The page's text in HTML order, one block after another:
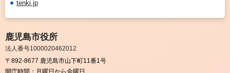
tenki.jp
鹿児島市役所
法人番号1000020462012
〒892-8677 鹿児島市山下町11番1号
開庁時間： 月曜日から金曜日